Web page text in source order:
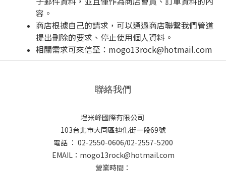
容。
商店根據自己的請求，可以通過商店聯繫我們管道
提出刪除的要求、停止使用個人資料。
相關需求可來信至： mogo13rock@hotmail.com
聯絡我們
埕米峰國際有限公司
103台北市大同區迪化街一段69號
電話 ： 02-2550-0606/02-2557-5200
EMAIL： mogo13rock@hotmail.com
營業時間：